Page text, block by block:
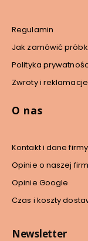
Regulamin
Jak zamówić
Polityka
Zwroty i reklamacje
O nas
Kontakt i dane firmy
Opinie o naszej
Opinie Google
Czas i koszty
Newsletter